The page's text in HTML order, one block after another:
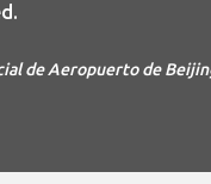
de Aeropuerto de